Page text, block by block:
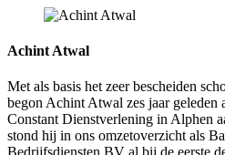
Achint Atwal
Met als basis het zeer bescheiden
begon Achint Atwal zes jaar geleden
Constant Dienstverlening in Alphen
stond hij in ons omzetoverzicht als
Bedrijfsdiensten BV al bij de eerste